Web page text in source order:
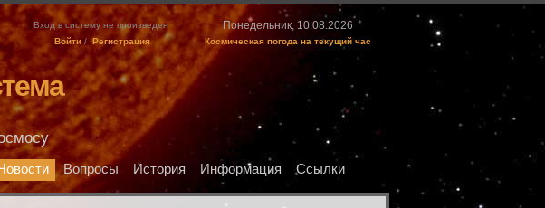
Понедельник, 10.08.2026
Космическая погода на текущий час
Вход в систему не произведен
Войти / Регистрация
Вопросы История Информация Ссылки